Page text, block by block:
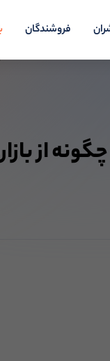
فروشندگان
چگونه از